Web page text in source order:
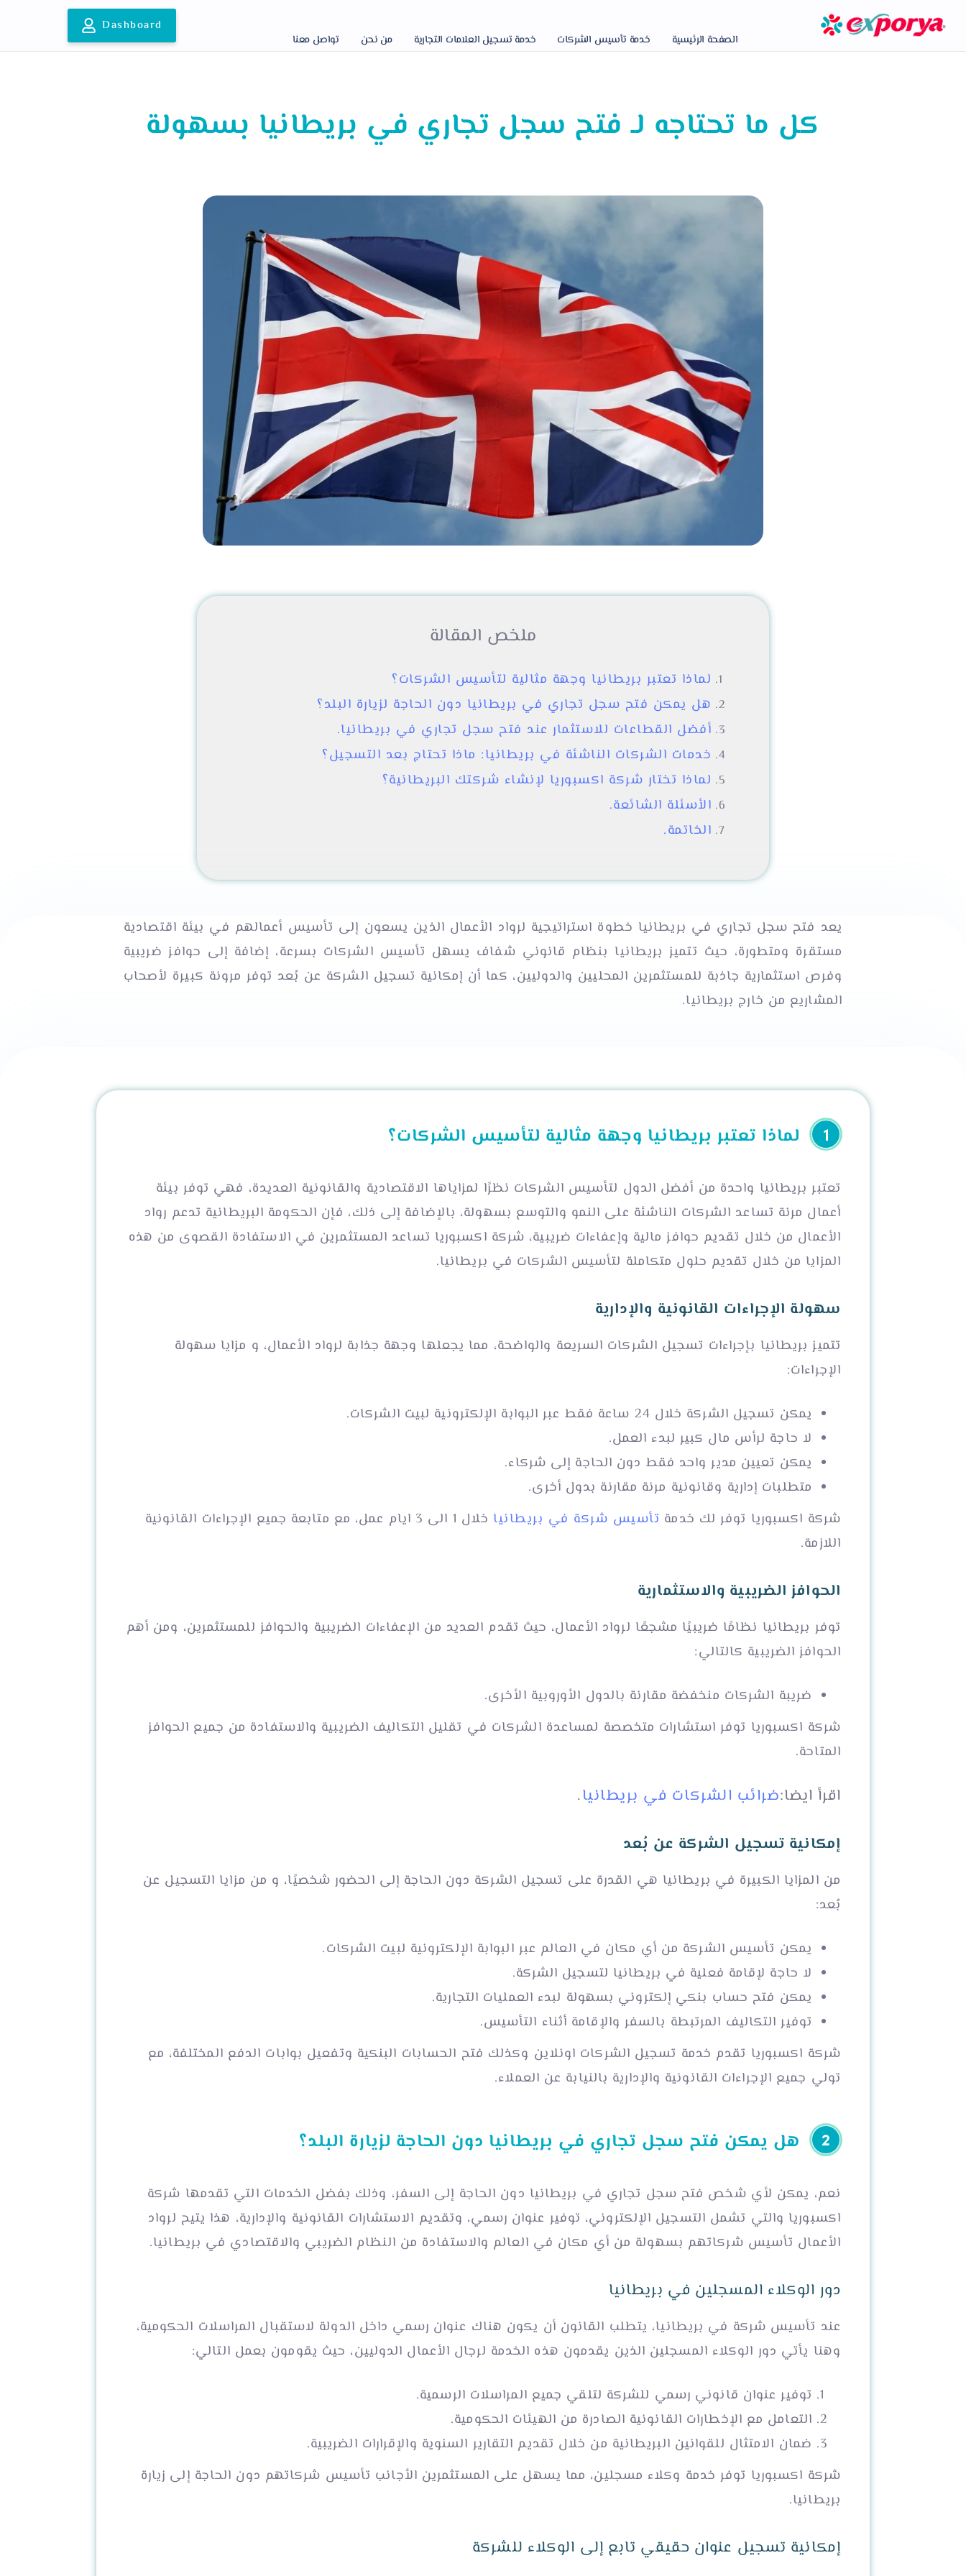
الصفحة الرئيسية خدمة تأسيس الشركات خدمة تسجيل العلامات التجارية من نحن تواصل معنا
Dashboard
كل ما تحتاجه لـ فتح سجل تجاري في بريطانيا بسهولة
ملخص المقالة
لماذا تعتبر بريطانيا وجهة مثالية لتأسيس الشركات؟
هل يمكن فتح سجل تجاري في بريطانيا دون الحاجة لزيارة البلد؟
أفضل القطاعات للاستثمار عند فتح سجل تجاري في بريطانيا.
خدمات الشركات الناشئة في بريطانيا: ماذا تحتاج بعد التسجيل؟
لماذا تختار شركة اكسبوريا لإنشاء شركتك البريطانية؟
الأسئلة الشائعة.
الخاتمة.
يعد فتح سجل تجاري في بريطانيا خطوة استراتيجية لرواد الأعمال الذين يسعون إلى تأسيس أعمالهم في بيئة اقتصادية
مستقرة ومتطورة، حيث تتميز بريطانيا بنظام قانوني شفاف يسهل تأسيس الشركات بسرعة، إضافة إلى حوافز ضريبية
وفرص استثمارية جاذبة للمستثمرين المحليين والدوليين، كما أن إمكانية تسجيل الشركة عن بُعد توفر مرونة كبيرة لأصحاب
المشاريع من خارج بريطانيا.
لماذا تعتبر بريطانيا وجهة مثالية لتأسيس الشركات؟
تعتبر بريطانيا واحدة من أفضل الدول لتأسيس الشركات نظرًا لمزاياها الاقتصادية والقانونية العديدة، فهي توفر بيئة
أعمال مرنة تساعد الشركات الناشئة على النمو والتوسع بسهولة، بالإضافة إلى ذلك، فإن الحكومة البريطانية تدعم رواد
الأعمال من خلال تقديم حوافز مالية وإعفاءات ضريبية، شركة اكسبوريا تساعد المستثمرين في الاستفادة القصوى من هذه
المزايا من خلال تقديم حلول متكاملة لتأسيس الشركات في بريطانيا.
سهولة الإجراءات القانونية والإدارية
تتميز بريطانيا بإجراءات تسجيل الشركات السريعة والواضحة، مما يجعلها وجهة جذابة لرواد الأعمال، و مزايا سهولة
الإجراءات:
يمكن تسجيل الشركة خلال 24 ساعة فقط عبر البوابة الإلكترونية لبيت الشركات.
لا حاجة لرأس مال كبير لبدء العمل.
يمكن تعيين مدير واحد فقط دون الحاجة إلى شركاء.
متطلبات إدارية وقانونية مرنة مقارنة بدول أخرى.
شركة اكسبوريا توفر لك خدمة تأسيس شركة في بريطانيا
خلال 1 الى 3 ايام عمل، مع متابعة جميع الإجراءات القانونية
اللازمة.
الحوافز الضريبية والاستثمارية
توفر بريطانيا نظامًا ضريبيًا مشجعًا لرواد الأعمال، حيث تقدم العديد من الإعفاءات الضريبية والحوافز للمستثمرين، ومن أهم
الحوافز الضريبية كالتالي:
ضريبة الشركات منخفضة مقارنة بالدول الأوروبية الأخرى.
شركة اكسبوريا توفر استشارات متخصصة لمساعدة الشركات في تقليل التكاليف الضريبية والاستفادة من جميع الحوافز
المتاحة.
اقرأ ايضا:ضرائب الشركات في بريطانيا.
إمكانية تسجيل الشركة عن بُعد
من المزايا الكبيرة في بريطانيا هي القدرة على تسجيل الشركة دون الحاجة إلى الحضور شخصيًا، و من مزايا التسجيل عن
بُعد:
يمكن تأسيس الشركة من أي مكان في العالم عبر البوابة الإلكترونية لبيت الشركات.
لا حاجة لإقامة فعلية في بريطانيا لتسجيل الشركة.
يمكن فتح حساب بنكي إلكتروني بسهولة لبدء العمليات التجارية.
توفير التكاليف المرتبطة بالسفر والإقامة أثناء التأسيس.
شركة اكسبوريا تقدم خدمة تسجيل الشركات اونلاين وكذلك فتح الحسابات البنكية وتفعيل بوابات الدفع المختلفة، مع
تولي جميع الإجراءات القانونية والإدارية بالنيابة عن العملاء.
هل يمكن فتح سجل تجاري في بريطانيا دون الحاجة لزيارة البلد؟
نعم، يمكن لأي شخص فتح سجل تجاري في بريطانيا دون الحاجة إلى السفر، وذلك بفضل الخدمات التي تقدمها شركة
اكسبوريا والتي تشمل التسجيل الإلكتروني، توفير عنوان رسمي، وتقديم الاستشارات القانونية والإدارية، هذا يتيح لرواد
الأعمال تأسيس شركاتهم بسهولة من أي مكان في العالم والاستفادة من النظام الضريبي والاقتصادي في بريطانيا.
دور الوكلاء المسجلين في بريطانيا
عند تأسيس شركة في بريطانيا، يتطلب القانون أن يكون هناك عنوان رسمي داخل الدولة لاستقبال المراسلات الحكومية،
وهنا يأتي دور الوكلاء المسجلين الذين يقدمون هذه الخدمة لرجال الأعمال الدوليين، حيث يقومون بعمل التالي:
توفير عنوان قانوني رسمي للشركة لتلقي جميع المراسلات الرسمية.
التعامل مع الإخطارات القانونية الصادرة من الهيئات الحكومية.
ضمان الامتثال للقوانين البريطانية من خلال تقديم التقارير السنوية والإقرارات الضريبية.
شركة اكسبوريا توفر خدمة وكلاء مسجلين، مما يسهل على المستثمرين الأجانب تأسيس شركاتهم دون الحاجة إلى زيارة
بريطانيا.
إمكانية تسجيل عنوان حقيقي تابعإلى الوكلاء للشركة